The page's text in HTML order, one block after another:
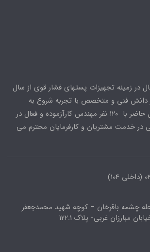
در زمینه تجهیزات پستهای فشار قوی از سال
از دانش فنی و متخصص با تجربه شروع به
فعالیت نمود . در حال حاضر با ۱۲۰ نفر مهندس کارآزموده و فعال در
در خدمت مشتریان و کارفرمایان محترم می
چشمه باقرخان – کوچه شهید محمدجعفر
مبارزان غربی- پلاک 122.1